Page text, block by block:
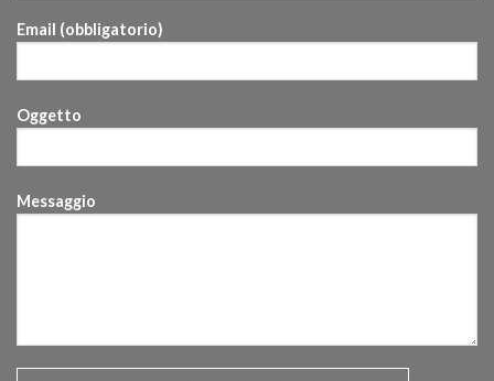
Email (obbligatorio)
Oggetto
Messaggio